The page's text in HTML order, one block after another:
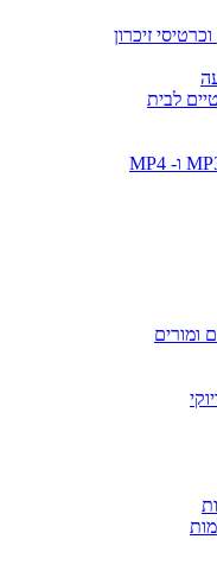
לבית
ומורים